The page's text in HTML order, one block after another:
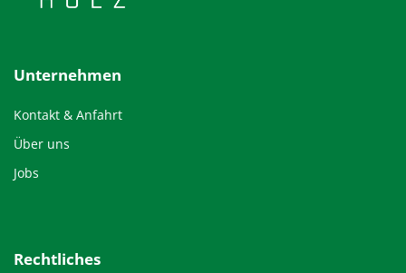
Unternehmen
Kontakt & Anfahrt
Über uns
Jobs
Rechtliches